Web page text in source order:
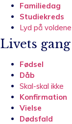
Familiedag
Studiekreds
Lyd på voldene
Livets gang
Fødsel
Dåb
Skal-skal ikke
Konfirmation
Vielse
Dødsfald